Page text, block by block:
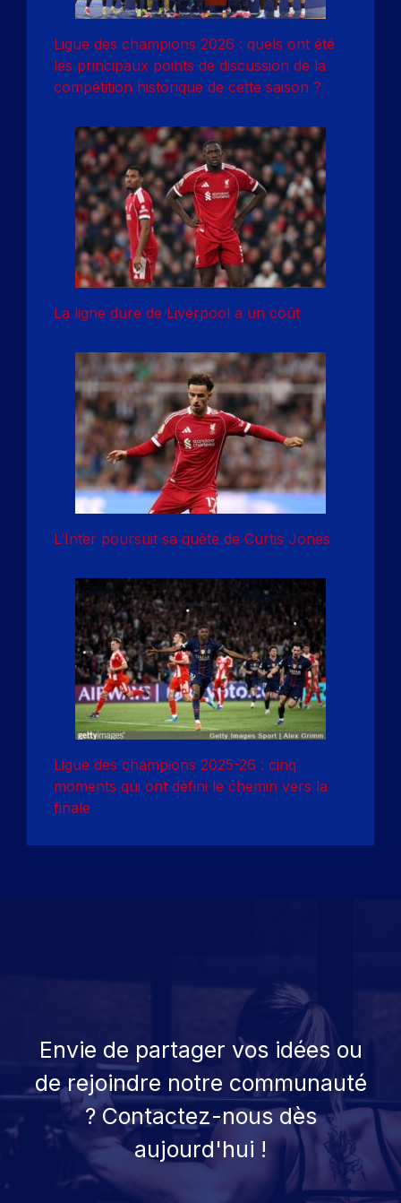
Ligue des champions 2026 : quels ont été
les principaux points de discussion de la
compétition historique de cette saison ?
La ligne dure de Liverpool a un coût
L’Inter poursuit sa quête de Curtis Jones
Ligue des champions 2025-26 : cinq
moments qui ont défini le chemin vers la
finale
Envie de partager vos idées ou
de rejoindre notre communauté
? Contactez-nous dès
aujourd'hui !